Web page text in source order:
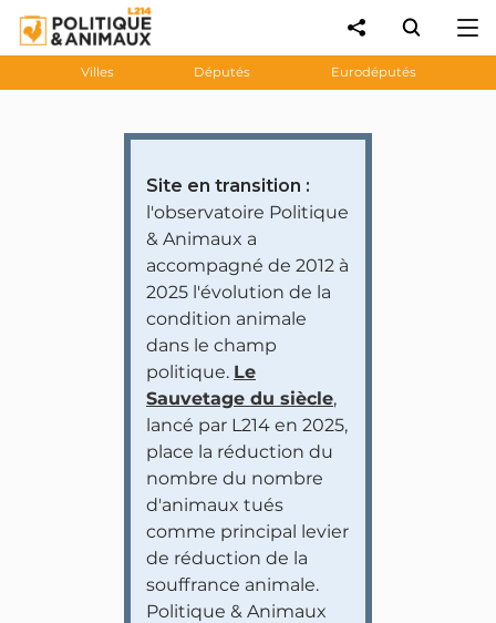
Villes Députés Eurodéputés
Site en transition :
l'observatoire Politique
& Animaux a
accompagné de 2012 à
2025 l'évolution de la
condition animale
dans le champ
politique. Le
Sauvetage du siècle,
lancé par L214 en 2025,
place la réduction du
nombre du nombre
d'animaux tués
comme principal levier
de réduction de la
souffrance animale.
Politique & Animaux